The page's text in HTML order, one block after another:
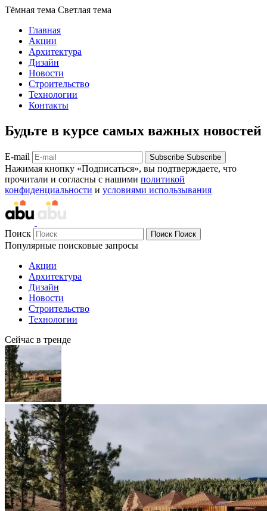
Тёмная тема Светлая тема
Главная
Акции
Архитектура
Дизайн
Новости
Строительство
Технологии
Контакты
Будьте в курсе самых важных новостей
E-mail Subscribe Subscribe
Нажимая кнопку «Подписаться», вы подтверждаете, что
прочитали и согласны с нашими политикой
конфиденциальности и условиями использывания
Поиск Поиск Поиск
Популярные поисковые запросы
Акции
Архитектура
Дизайн
Новости
Строительство
Технологии
Сейчас в тренде